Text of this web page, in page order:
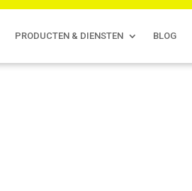
PRODUCTEN & DIENSTEN BLOG